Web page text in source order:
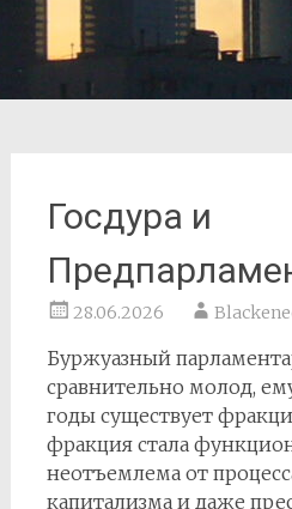
Госдура и
28.06.2026
Буржуазный
сравнительно молод,
годы существует
фракция стала
неотъемлема от
капитализма и даже